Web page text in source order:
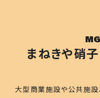
まねきや硝
大型商業施設や公共施設